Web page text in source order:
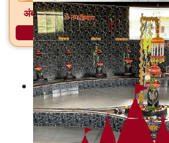
अंबऋषी गुहा मंदिर आमसरी, ता. सिल्लोड,
अधिक माहिती